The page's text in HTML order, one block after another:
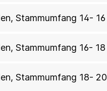
Stammumfang 14- 16
Stammumfang 16- 18
Stammumfang 18- 20